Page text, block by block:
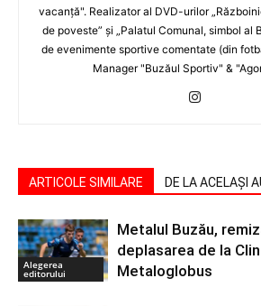
vacanţă". Realizator al DVD-urilor
de poveste” şi „Palatul Comunal, simbol al
de evenimente sportive comentate (din
Manager "Buzăul Sportiv" &
ARTICOLE SIMILARE DE LA ACELAȘI
Alegerea
editorului
Metalul Buzău,
deplasarea de la
Metaloglobus